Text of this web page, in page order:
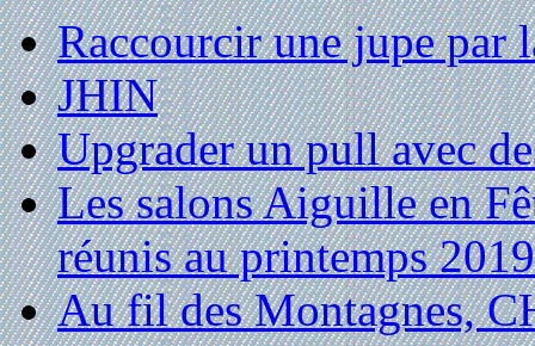
Raccourcir une jupe par
JHIN
Upgrader un pull avec
Les salons Aiguille en
réunis au printemps 2019
Au fil des Montagnes,